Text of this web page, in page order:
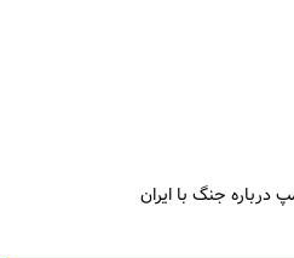
درباره جنگ با ایران